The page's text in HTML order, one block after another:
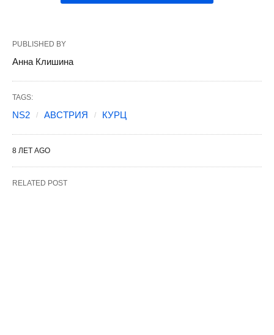
PUBLISHED BY
Анна Клишина
TAGS:
NS2 АВСТРИЯ КУРЦ
8 ЛЕТ AGO
RELATED POST